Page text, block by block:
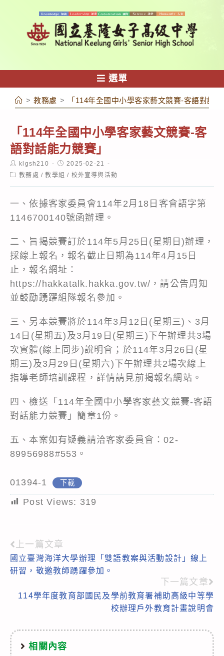
容
選單
> 教務處 > 「114年全國中小學客家藝文競賽-客語對話
「114年全國中小學客家藝文競賽-客
語對話能力競賽」
Post
author:
klgsh210
Post
published:
2025-02-21
Post教務處 / 教學組 / 校外宣導與活動
一、依據客家委員會114年2月18日客會語字第
1146700140號函辦理。
二、旨揭競賽訂於114年5月25日(星期日)辦理，
採線上報名，報名截止日期為114年4月15日
止，報名網址：
https://hakkatalk.hakka.gov.tw/，請公告周知
並鼓勵踴躍組隊報名參加。
三、另本競賽將於114年3月12日(星期三)、3月
14日(星期五)及3月19日(星期三)下午辦理共3場
次實體(線上同步)說明會；於114年3月26日(星
期三)及3月29日(星期六)下午辦理共2場次線上
指導老師培訓課程，詳情請見前揭報名網站。
四、檢送「114年全國中小學客家藝文競賽-客語
對話能力競賽」簡章1份。
五、本案如有疑義請洽客家委員會：02-
89956988#553。
01394-1 下載
Post Views: 319
Read
more
上一篇文章
國立臺灣海洋大學辦理「雙語教案與活動設計」線上
研習，敬邀教師踴躍參加。
下一篇文章
114學年度教育部國民及學前教育署補助高級中等學
校辦理戶外教育計畫說明會
相關內容